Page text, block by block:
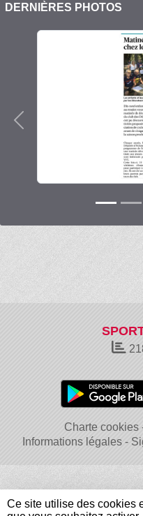
DERNIÈRES PHOTOS
Précedent
Charte cookies
Informations légales
Ce site utilise des cookies